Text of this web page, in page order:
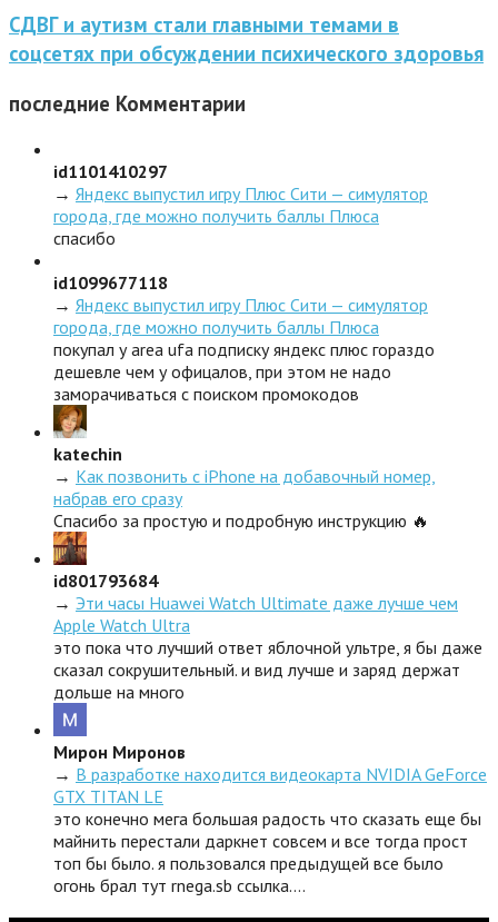
СДВГ и аутизм стали главными темами в
соцсетях при обсуждении психического здоровья
последние Комментарии
id1101410297
→ Яндекс выпустил игру Плюс Сити — симулятор
города, где можно получить баллы Плюса
спасибо
id1099677118
→ Яндекс выпустил игру Плюс Сити — симулятор
города, где можно получить баллы Плюса
покупал у area ufa подписку яндекс плюс гораздо
дешевле чем у офицалов, при этом не надо
заморачиваться с поиском промокодов
katechin
→ Как позвонить с iPhone на добавочный номер,
набрав его сразу
Спасибо за простую и подробную инструкцию 🔥
id801793684
→ Эти часы Huawei Watch Ultimate даже лучше чем
Apple Watch Ultra
это пока что лучший ответ яблочной ультре, я бы даже
сказал сокрушительный. и вид лучше и заряд держат
дольше на много
Мирон Миронов
→ В разработке находится видеокарта NVIDIA GeForce
GTX TITAN LE
это конечно мега большая радость что сказать еще бы
майнить перестали даркнет совсем и все тогда прост
топ бы было. я пользовался предыдущей все было
огонь брал тут rnega.sb ссылка.…